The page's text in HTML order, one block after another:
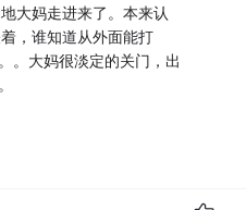
大妈走进来了。本来认
，谁知道从外面能打
。大妈很淡定的关门，出